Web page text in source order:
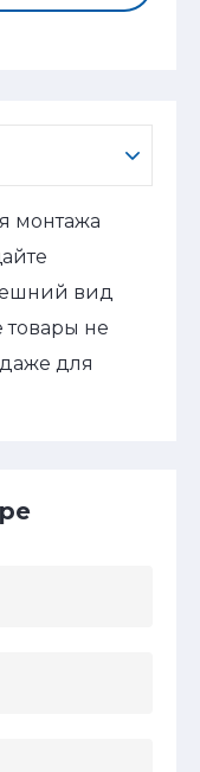
монтажа
вид
товары не
для